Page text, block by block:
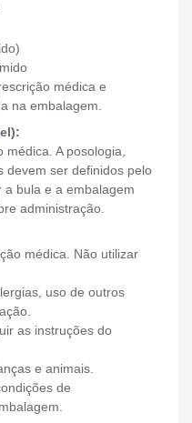
médica e
na embalagem.
médica. A posologia,
devem ser definidos pelo
a bula e a embalagem
administração.
médica. Não utilizar
uso de outros
as instruções do
e animais.
de